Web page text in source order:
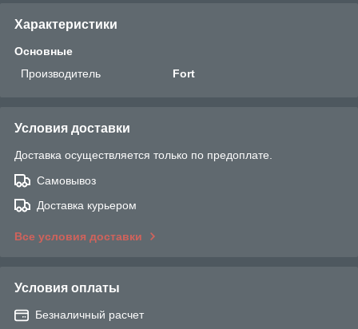
Характеристики
Основные
Производитель
Fort
Условия доставки
Доставка осуществляется только по предоплате.
Самовывоз
Доставка курьером
Все условия доставки
Условия оплаты
Безналичный расчет